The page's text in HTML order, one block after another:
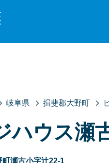
岐阜県 揖斐郡大野町
ハウス瀬
瀬古小字辻22-1